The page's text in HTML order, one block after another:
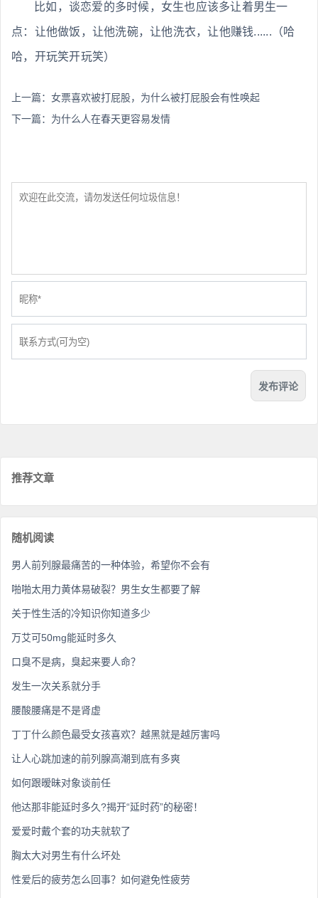
比如，谈恋爱的多时候，女生也应该多让着男生一
点：让他做饭，让他洗碗，让他洗衣，让他赚钱......（哈
哈，开玩笑开玩笑）
上一篇： 女票喜欢被打屁股，为什么被打屁股会有性唤起
下一篇： 为什么人在春天更容易发情
推荐文章
随机阅读
男人前列腺最痛苦的一种体验，希望你不会有
啪啪太用力黄体易破裂？男生女生都要了解
关于性生活的冷知识你知道多少
万艾可50mg能延时多久
口臭不是病，臭起来要人命？
发生一次关系就分手
腰酸腰痛是不是肾虚
丁丁什么颜色最受女孩喜欢？越黑就是越厉害吗
让人心跳加速的前列腺高潮到底有多爽
如何跟暧昧对象谈前任
他达那非能延时多久?揭开“延时药”的秘密！
爱爱时戴个套的功夫就软了
胸太大对男生有什么坏处
性爱后的疲劳怎么回事？如何避免性疲劳